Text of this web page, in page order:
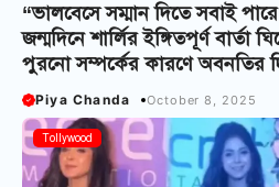
“ভালবেসে সম্মান দিতে সবাই
জন্মদিনে শার্লির ইঙ্গিতপূর্ণ বার্তা
পুরনো সম্পর্কের কারণে অবনতির
Piya Chanda October 8, 2025
Tollywood